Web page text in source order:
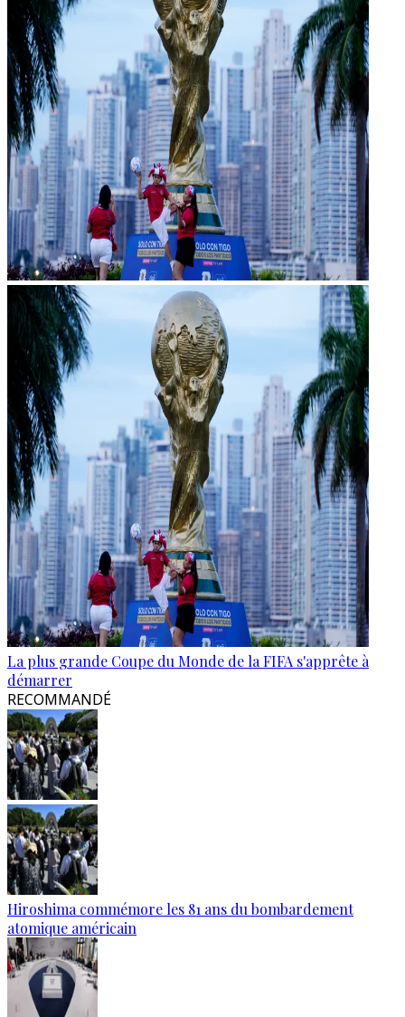
La plus grande Coupe du Monde de la FIFA s'apprête à
démarrer
RECOMMANDÉ
Hiroshima commémore les 81 ans du bombardement
atomique américain